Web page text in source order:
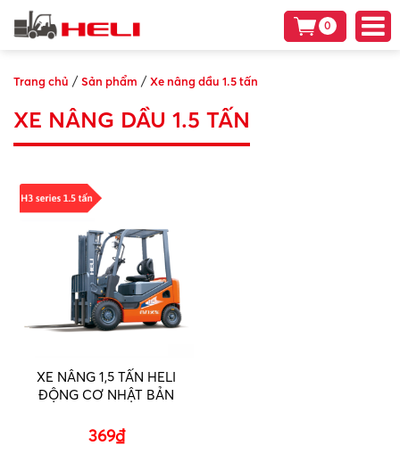
0
Trang chủ /Sản phẩm /Xe nâng dầu 1.5 tấn
XE NÂNG DẦU 1.5 TẤN
XE NÂNG 1,5 TẤN HELI
ĐỘNG CƠ NHẬT BẢN
369₫